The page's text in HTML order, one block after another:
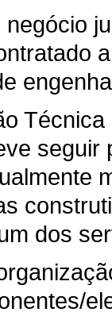
negócio
seguir
dos